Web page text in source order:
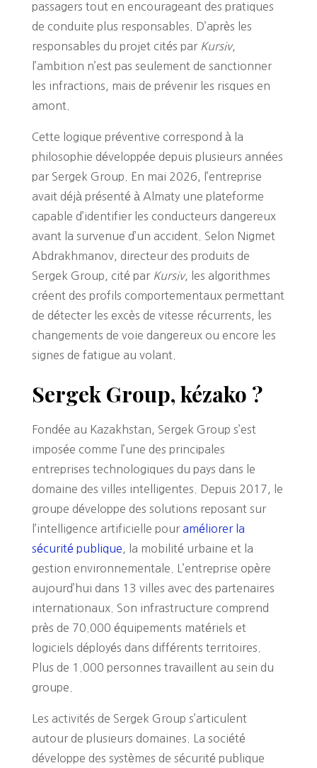
passagers tout en encourageant des pratiques
de conduite plus responsables. D’après les
responsables du projet cités par Kursiv,
l’ambition n’est pas seulement de sanctionner
les infractions, mais de prévenir les risques en
amont.
Cette logique préventive correspond à la
philosophie développée depuis plusieurs années
par Sergek Group. En mai 2026, l’entreprise
avait déjà présenté à Almaty une plateforme
capable d’identifier les conducteurs dangereux
avant la survenue d’un accident. Selon Nigmet
Abdrakhmanov, directeur des produits de
Sergek Group, cité par Kursiv, les algorithmes
créent des profils comportementaux permettant
de détecter les excès de vitesse récurrents, les
changements de voie dangereux ou encore les
signes de fatigue au volant.
Sergek Group, kézako ?
Fondée au Kazakhstan, Sergek Group s’est
imposée comme l’une des principales
entreprises technologiques du pays dans le
domaine des villes intelligentes. Depuis 2017, le
groupe développe des solutions reposant sur
l’intelligence artificielle pouraméliorer la
sécurité publique , la mobilité urbaine et la
gestion environnementale. L’entreprise opère
aujourd’hui dans 13 villes avec des partenaires
internationaux. Son infrastructure comprend
près de 70.000 équipements matériels et
logiciels déployés dans différents territoires.
Plus de 1.000 personnes travaillent au sein du
groupe.
Les activités de Sergek Group s’articulent
autour de plusieurs domaines. La société
développe des systèmes de sécurité publique